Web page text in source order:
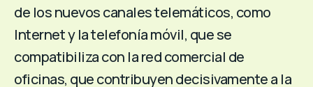
de los nuevos canales telemáticos, como
Internet y la telefonía móvil, que se
compatibiliza con la red comercial de
oficinas, que contribuyen decisivamente a la